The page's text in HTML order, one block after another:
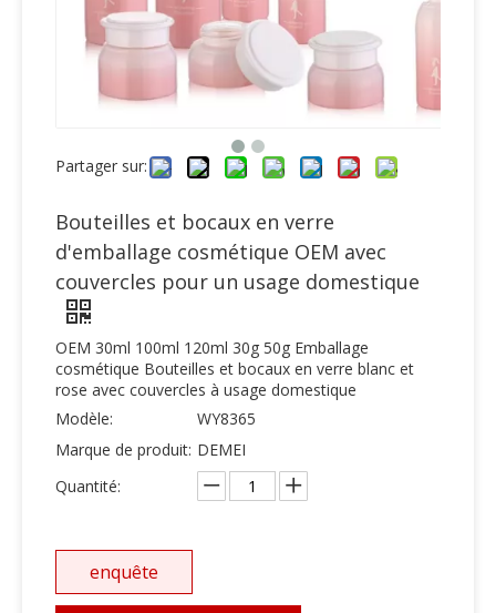
Partager sur:
Bouteilles et bocaux en verre
d'emballage cosmétique OEM avec
couvercles pour un usage domestique
OEM 30ml 100ml 120ml 30g 50g Emballage
cosmétique Bouteilles et bocaux en verre blanc et
rose avec couvercles à usage domestique
Modèle:
WY8365
Marque de produit: DEMEI
Quantité:
enquête